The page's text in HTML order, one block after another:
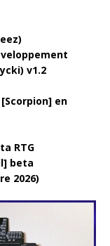
v1.2
en
RTG
beta
2026)